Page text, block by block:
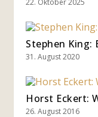
Stephen
31. August 2020
Horst Eckert:
26. August 2016